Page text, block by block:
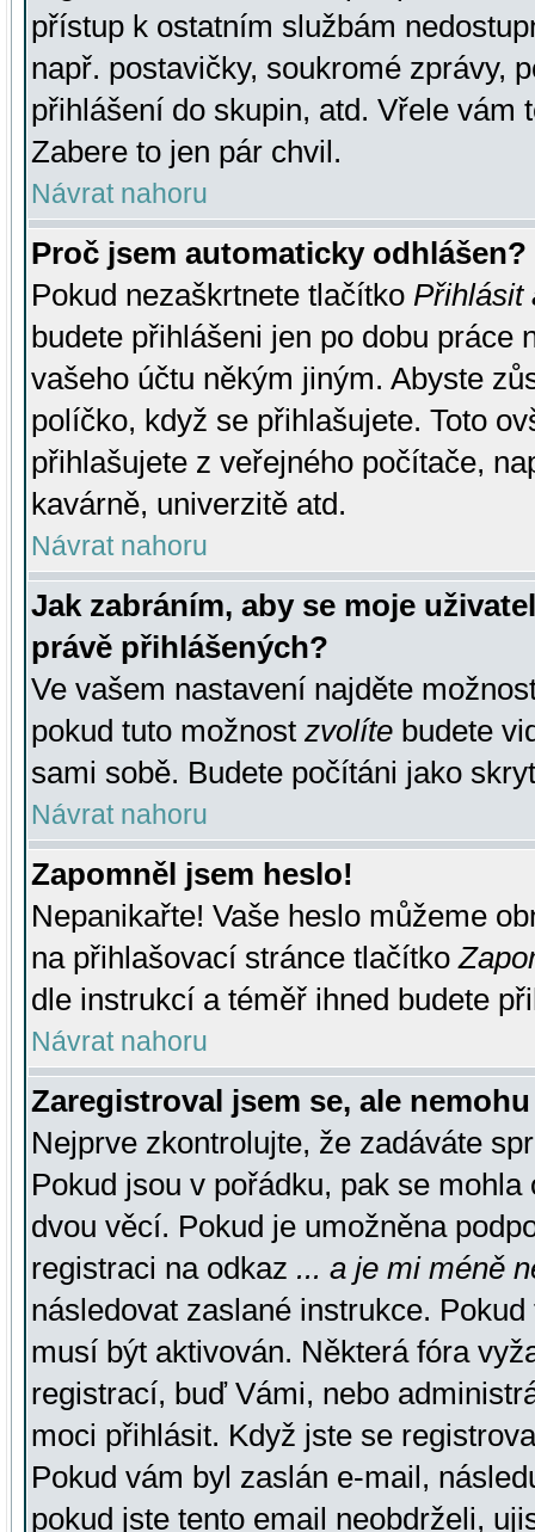
přístup k ostatním službám
např. postavičky, soukromé zprávy,
přihlášení do skupin, atd. Vřele vám
Zabere to jen pár chvil.
Návrat nahoru
Proč jsem automaticky odhlášen?
Pokud nezaškrtnete tlačítko Přihlásit
budete přihlášeni jen po dobu práce
vašeho účtu někým jiným. Abyste
políčko, když se přihlašujete. Toto
přihlašujete z veřejného počítače,
kavárně, univerzitě atd.
Návrat nahoru
Jak zabráním, aby se moje
právě přihlášených?
Ve vašem nastavení najděte
pokud tuto možnost zvolíte budete
sami sobě. Budete počítáni jako
Návrat nahoru
Zapomněl jsem heslo!
Nepanikařte! Vaše heslo můžeme
na přihlašovací stránce tlačítko
dle instrukcí a téměř ihned budete
Návrat nahoru
Zaregistroval jsem se, ale
Nejprve zkontrolujte, že zadáváte
Pokud jsou v pořádku, pak se
dvou věcí. Pokud je umožněna
registraci na odkaz ... a je mi méně
následovat zaslané instrukce.
musí být aktivován. Některá fóra
registrací, buď Vámi, nebo
moci přihlásit. Když jste se
Pokud vám byl zaslán e-mail,
pokud jste tento email neobdrželi,